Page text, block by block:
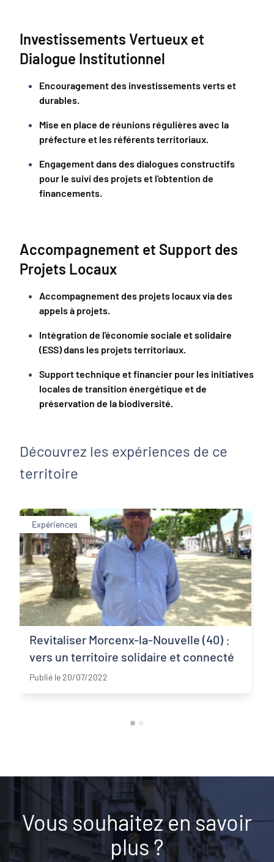
Investissements Vertueux et
Dialogue Institutionnel
Encouragement des investissements verts et
durables.
Mise en place de réunions régulières avec la
préfecture et les référents territoriaux.
Engagement dans des dialogues constructifs
pour le suivi des projets et l'obtention de
financements.
Accompagnement et Support des
Projets Locaux
Accompagnement des projets locaux via des
appels à projets.
Intégration de l'économie sociale et solidaire
(ESS) dans les projets territoriaux.
Support technique et financier pour les initiatives
locales de transition énergétique et de
préservation de la biodiversité.
Découvrez les expériences de ce
territoire
Expériences
Revitaliser Morcenx-la-Nouvelle (40) :
vers un territoire solidaire et connecté
Publié le 20/07/2022
Vous souhaitez en savoir
plus ?